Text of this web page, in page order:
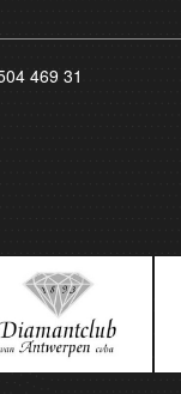
469 31